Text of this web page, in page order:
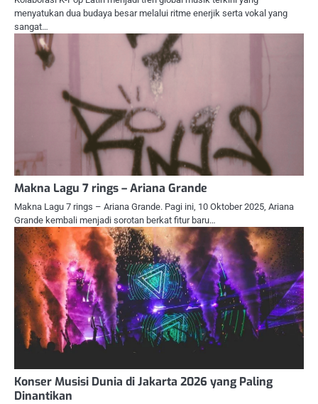
menyatukan dua budaya besar melalui ritme enerjik serta vokal yang
sangat…
Makna Lagu 7 rings – Ariana Grande
Makna Lagu 7 rings – Ariana Grande. Pagi ini, 10 Oktober 2025, Ariana
Grande kembali menjadi sorotan berkat fitur baru…
Konser Musisi Dunia di Jakarta 2026 yang Paling
Dinantikan